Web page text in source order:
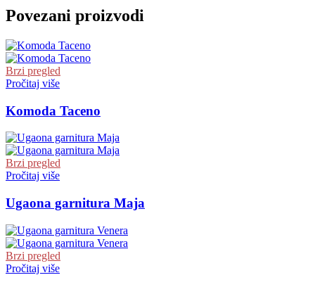
Povezani proizvodi
Brzi pregled
Pročitaj više
Komoda Taceno
Brzi pregled
Pročitaj više
Ugaona garnitura Maja
Brzi pregled
Pročitaj više